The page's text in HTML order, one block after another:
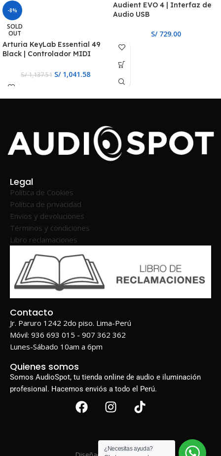
-8%
SOLD
OUT
Arturia KeyLab Essential 49
Black | Controlador MIDI
S/1,137.51 S/1,041.58
Audient EVO 4 | Interfaz de
Audio USB
S/729.00
Legal
Política de Cookies
Política de privacidad
Envios y devoluciones
Términos y condiciones
Libro reclamaciones
Contacto
Jr. Paruro 1242 2do piso. Lima-Perú
Móvil: 936 693 015 - 907 362 362
Lunes-Sábado 10am a 6pm
Quienes somos
Somos AudioSpot, tu tienda online de audio e iluminación
profesional. Hacemos enviós a todo el Perú.
¿Necesitas ayuda?